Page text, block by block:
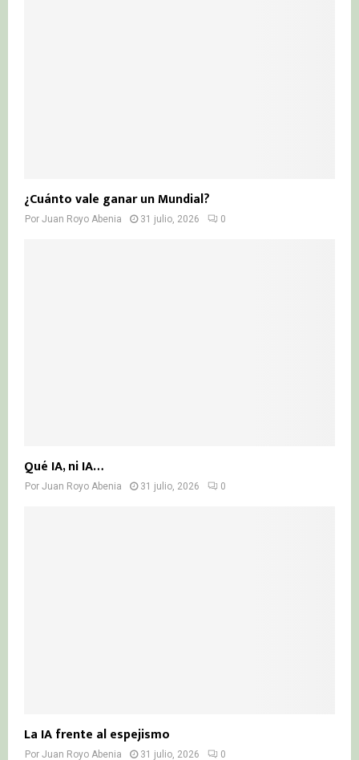
¿Cuánto vale ganar un Mundial?
Por Juan Royo Abenia 31 julio, 2026 0
Qué IA, ni IA…
Por Juan Royo Abenia 31 julio, 2026 0
La IA frente al espejismo
Por Juan Royo Abenia 31 julio, 2026 0